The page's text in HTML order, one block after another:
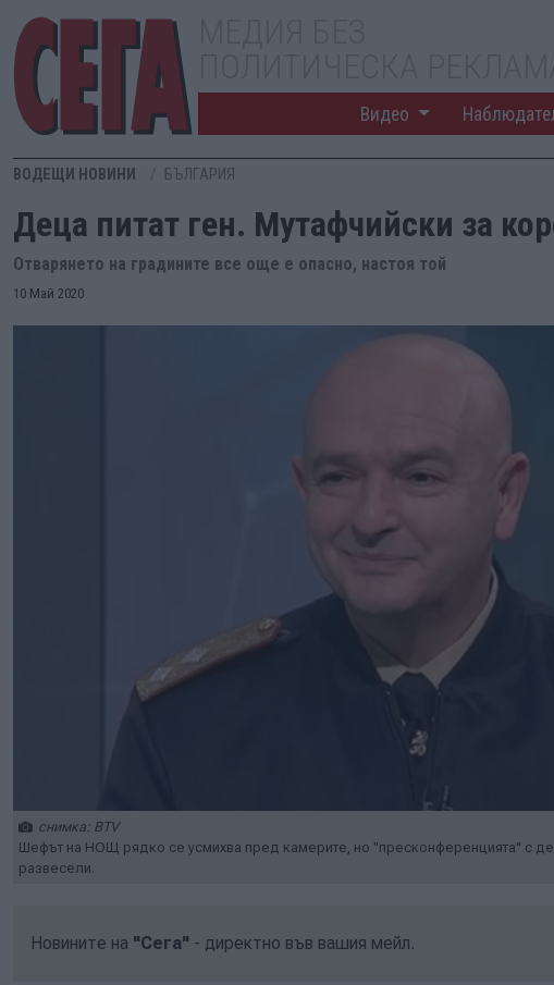
Видео
ВОДЕЩИ НОВИНИ БЪЛГАРИЯ
Деца питат ген. Мутафчийски за
Отварянето на градините все още е опасно, настоя той
10 Май 2020
снимка: BTV
Шефът на НОЩ рядко се усмихва пред камерите, но "пресконференцията" с
развесели.
Новините на "Сега" - директно във вашия мейл.